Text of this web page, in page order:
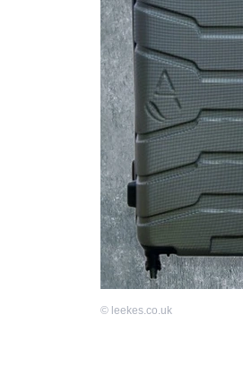
© leekes.co.uk